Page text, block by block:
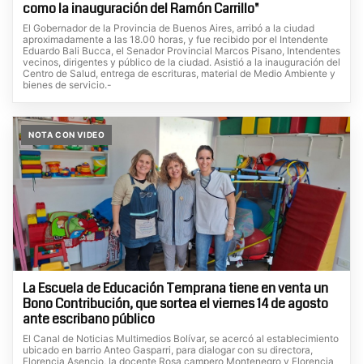
como la inauguración del Ramón Carrillo"
El Gobernador de la Provincia de Buenos Aires, arribó a la ciudad
aproximadamente a las 18.00 horas, y fue recibido por el Intendente
Eduardo Bali Bucca, el Senador Provincial Marcos Pisano, Intendentes
vecinos, dirigentes y público de la ciudad. Asistió a la inauguración del
Centro de Salud, entrega de escrituras, material de Medio Ambiente y
bienes de servicio.-
NOTA CON VIDEO
La Escuela de Educación Temprana tiene en venta un
Bono Contribución, que sortea el viernes 14 de agosto
ante escribano público
El Canal de Noticias Multimedios Bolívar, se acercó al establecimiento
ubicado en barrio Anteo Gasparri, para dialogar con su directora,
Florencia Asencio, la docente Rosa campero Montenegro y Florencia